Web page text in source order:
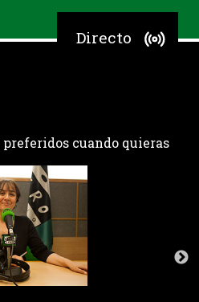
Directo
cuando quieras